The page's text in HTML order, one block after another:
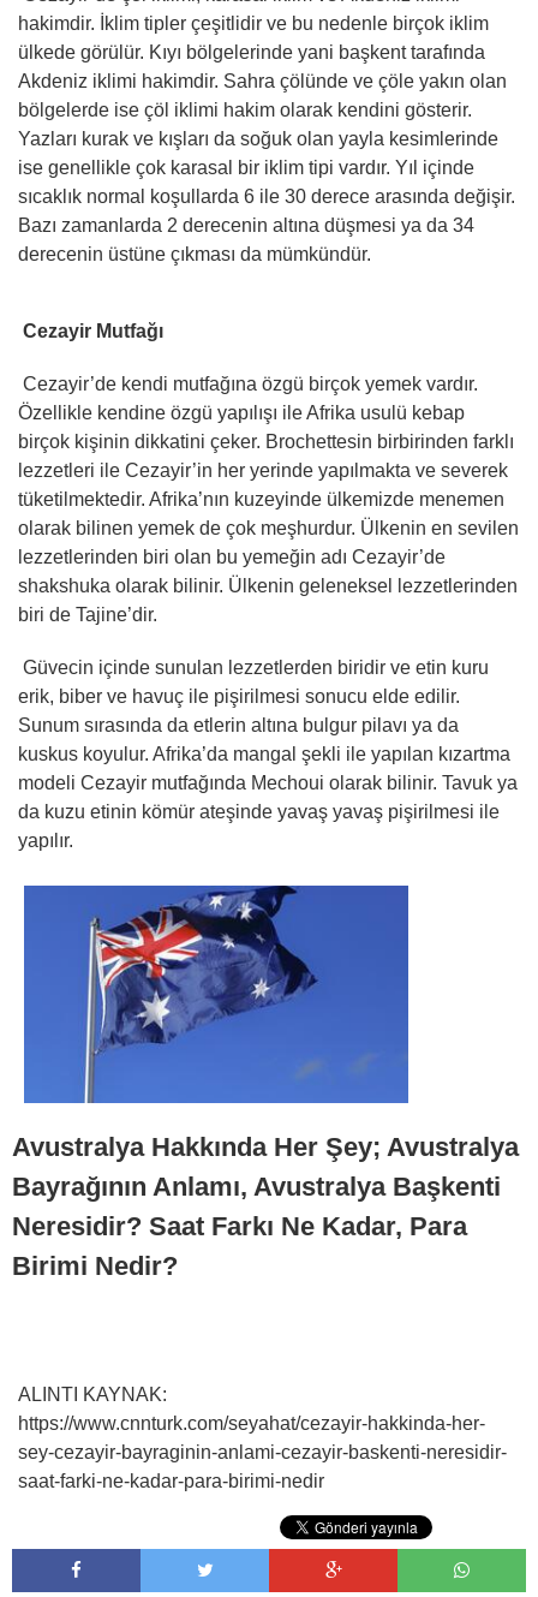
hakimdir. İklim tipler çeşitlidir ve bu nedenle birçok iklim
ülkede görülür. Kıyı bölgelerinde yani başkent tarafında
Akdeniz iklimi hakimdir. Sahra çölünde ve çöle yakın olan
bölgelerde ise çöl iklimi hakim olarak kendini gösterir.
Yazları kurak ve kışları da soğuk olan yayla kesimlerinde
ise genellikle çok karasal bir iklim tipi vardır. Yıl içinde
sıcaklık normal koşullarda 6 ile 30 derece arasında değişir.
Bazı zamanlarda 2 derecenin altına düşmesi ya da 34
derecenin üstüne çıkması da mümkündür.
Cezayir Mutfağı
Cezayir’de kendi mutfağına özgü birçok yemek vardır.
Özellikle kendine özgü yapılışı ile Afrika usulü kebap
birçok kişinin dikkatini çeker. Brochettesin birbirinden farklı
lezzetleri ile Cezayir’in her yerinde yapılmakta ve severek
tüketilmektedir. Afrika’nın kuzeyinde ülkemizde menemen
olarak bilinen yemek de çok meşhurdur. Ülkenin en sevilen
lezzetlerinden biri olan bu yemeğin adı Cezayir’de
shakshuka olarak bilinir. Ülkenin geleneksel lezzetlerinden
biri de Tajine’dir.
Güvecin içinde sunulan lezzetlerden biridir ve etin kuru
erik, biber ve havuç ile pişirilmesi sonucu elde edilir.
Sunum sırasında da etlerin altına bulgur pilavı ya da
kuskus koyulur. Afrika’da mangal şekli ile yapılan kızartma
modeli Cezayir mutfağında Mechoui olarak bilinir. Tavuk ya
da kuzu etinin kömür ateşinde yavaş yavaş pişirilmesi ile
yapılır.
Avustralya Hakkında Her Şey; Avustralya
Bayrağının Anlamı, Avustralya Başkenti
Neresidir? Saat Farkı Ne Kadar, Para
Birimi Nedir?
ALINTI KAYNAK:
https://www.cnnturk.com/seyahat/cezayir-hakkinda-her-
sey-cezayir-bayraginin-anlami-cezayir-baskenti-neresidir-
saat-farki-ne-kadar-para-birimi-nedir